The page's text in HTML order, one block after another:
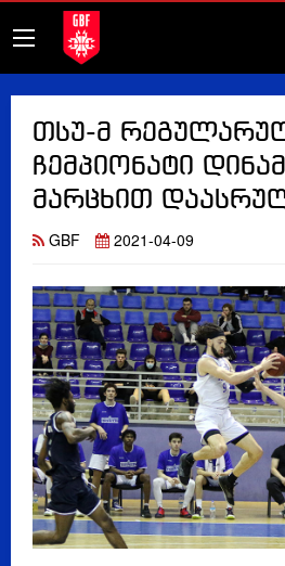
თსუ-მ
ჩემპიონატი
მარცხით
GBF 2021-04-09